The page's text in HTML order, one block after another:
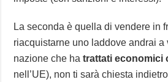
La seconda è quella di vendere in
riacquistarne uno laddove andrai a
nazione che hatrattati economici
nell’UE), non ti sarà chiesta